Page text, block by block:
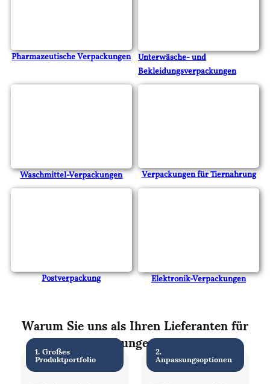
Pharmazeutische Verpackungen
Unterwäsche- und
Bekleidungsverpackungen
Waschmittel-Verpackungen Verpackungen für Tiernahrung
Postverpackung Elektronik-Verpackungen
Warum Sie uns als Ihren Lieferanten für
flexible Verpackungen wählen sollten
1. Großes
Produktportfolio 2.
Anpassungsoptionen